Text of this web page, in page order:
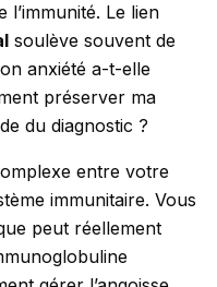
l’immunité. Le lien
soulève souvent de
anxiété a-t-elle
préserver ma
du diagnostic ?
entre votre
immunitaire. Vous
peut réellement